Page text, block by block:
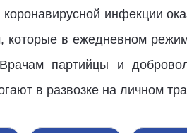
инфекции
которые в ежедневном
партийцы и
в развозке на личном